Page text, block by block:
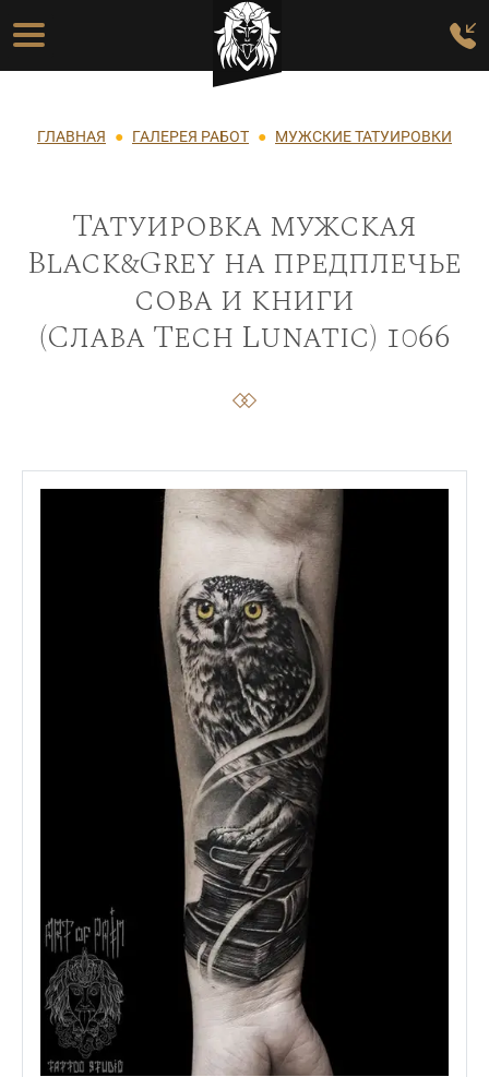
Перейти к основному содержанию
Основная навигация
Строка навигации
ГЛАВНАЯ ГАЛЕРЕЯ РАБОТ МУЖСКИЕ ТАТУИРОВКИ
Татуировка мужская
Black&Grey на предплечье
сова и книги
(Слава Tech Lunatic) 1066